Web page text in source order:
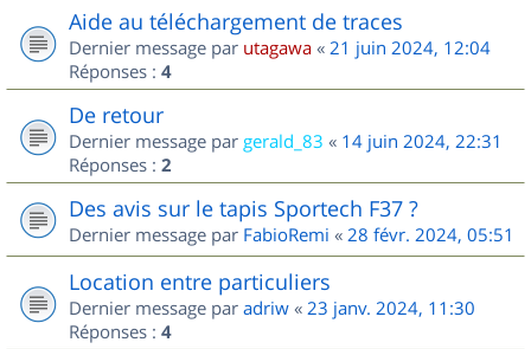
Aide au téléchargement de traces
Dernier message par utagawa « 21 juin 2024, 12:04
Réponses : 4
De retour
Dernier message par gerald_83 « 14 juin 2024, 22:31
Réponses : 2
Des avis sur le tapis Sportech F37 ?
Dernier message par FabioRemi « 28 févr. 2024, 05:51
Location entre particuliers
Dernier message par adriw « 23 janv. 2024, 11:30
Réponses : 4